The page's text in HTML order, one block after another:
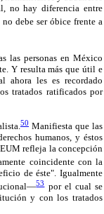
no hay diferencia entre
debe ser óbice frente a
las personas en México
Y resulta más que útil e
ahora les es recordado
tratados ratificados por
50 Manifiesta que las
humanos, y éstos
refleja la concepción
coincidente con la
de éste". Igualmente
53por el cual se
y con los tratados